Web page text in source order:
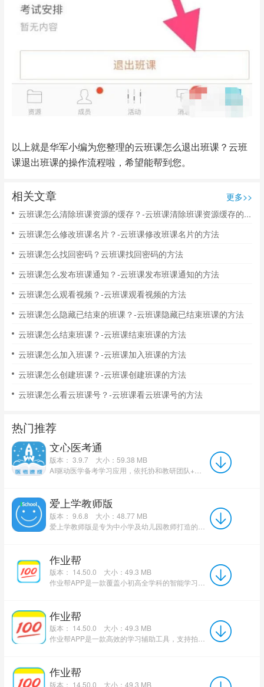
以上就是华军小编为您整理的云班课怎么退出班课？云班
课退出班课的操作流程啦，希望能帮到您。
相关文章 更多>>
云班课怎么清除班课资源的缓存？-云班课清除班课资源缓存的方法
云班课怎么修改班课名片？-云班课修改班课名片的方法
云班课怎么找回密码？云班课找回密码的方法
云班课怎么发布班课通知？-云班课发布班课通知的方法
云班课怎么观看视频？-云班课观看视频的方法
云班课怎么隐藏已结束的班课？-云班课隐藏已结束班课的方法
云班课怎么结束班课？-云班课结束班课的方法
云班课怎么加入班课？-云班课加入班课的方法
云班课怎么创建班课？-云班课创建班课的方法
云班课怎么看云班课号？-云班课看云班课号的方法
热门推荐
文心医考通
版本： 3.9.7
大小：59.38 MB
爱上学教师版
版本： 9.6.8
大小：48.77 MB
作业帮
版本： 14.50.0
大小：49.3 MB
作业帮
版本： 14.50.0
大小：49.3 MB
作业帮APP是一款高效的学习辅助工具，支持拍照搜题，依托19亿题库与AI技术，提供AI秒批作业等核心功能，覆盖小初...
作业帮
版本： 14.50.0 大小：49.3 MB